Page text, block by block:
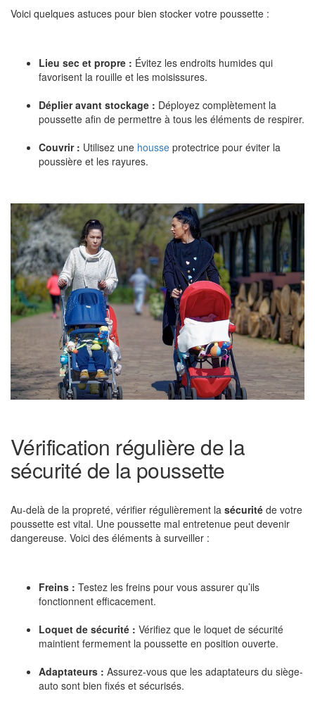
Voici quelques astuces pour bien stocker votre poussette :
Lieu sec et propre : Évitez les endroits humides qui
favorisent la rouille et les moisissures.
Déplier avant stockage : Déployez complètement la
poussette afin de permettre à tous les éléments de respirer.
Couvrir : Utilisez une housse protectrice pour éviter la
poussière et les rayures.
Vérification régulière de la
sécurité de la poussette
Au-delà de la propreté, vérifier régulièrement la sécurité de votre
poussette est vital. Une poussette mal entretenue peut devenir
dangereuse. Voici des éléments à surveiller :
Freins : Testez les freins pour vous assurer qu’ils
fonctionnent efficacement.
Loquet de sécurité : Vérifiez que le loquet de sécurité
maintient fermement la poussette en position ouverte.
Adaptateurs : Assurez-vous que les adaptateurs du siège-
auto sont bien fixés et sécurisés.